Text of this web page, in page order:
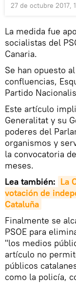
27 de octubre 2017,
La medida fue
socialistas del
Canaria.
Se han opuesto
confluencias,
Partido
Este artículo
Generalitat y su
poderes del
organismos y
la convocatoria
meses.
Lea también: La
votación de
Cataluña
Finalmente se
PSOE para
"los medios
artículo no
públicos
como la policía,